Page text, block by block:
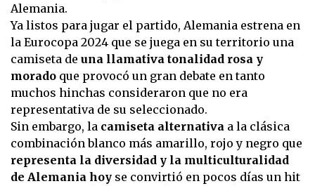
Alemania.
Ya listos para jugar el partido, Alemania estrena en
la Eurocopa 2024 que se juega en su territorio una
camiseta de una llamativa tonalidad rosa y
morado que provocó un gran debate en tanto
muchos hinchas consideraron que no era
representativa de su seleccionado.
Sin embargo, la camiseta alternativa a la clásica
combinación blanco más amarillo, rojo y negro que
representa la diversidad y la multiculturalidad
de Alemania hoy se convirtió en pocos días un hit